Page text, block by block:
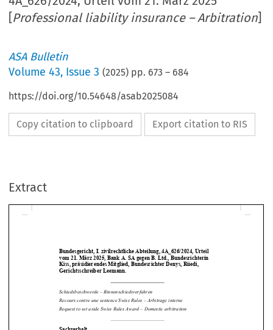
[Professional liability insurance – Arbitration]
ASA Bulletin
Volume43, Issue 3 (2025) pp. 673 – 684
https://doi.org/10.54648/asab2025084
Copy citation to clipboard Export citation to RIS
Extract
 


 


Schiedsbeschwerde – Binnenschiedsverfahren
Request to set aside Swiss Rules Award – Domestic arbitration